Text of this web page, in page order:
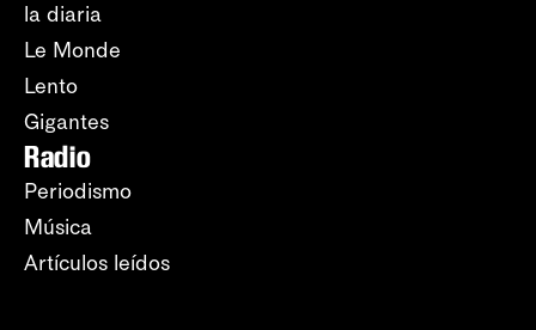
la diaria
Le Monde
Lento
Gigantes
Radio
Periodismo
Música
Artículos leídos